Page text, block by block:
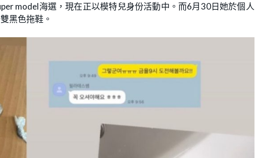
model海選，現在正以模特兒身份活動中。而6月30日她於個人
黑色拖鞋。